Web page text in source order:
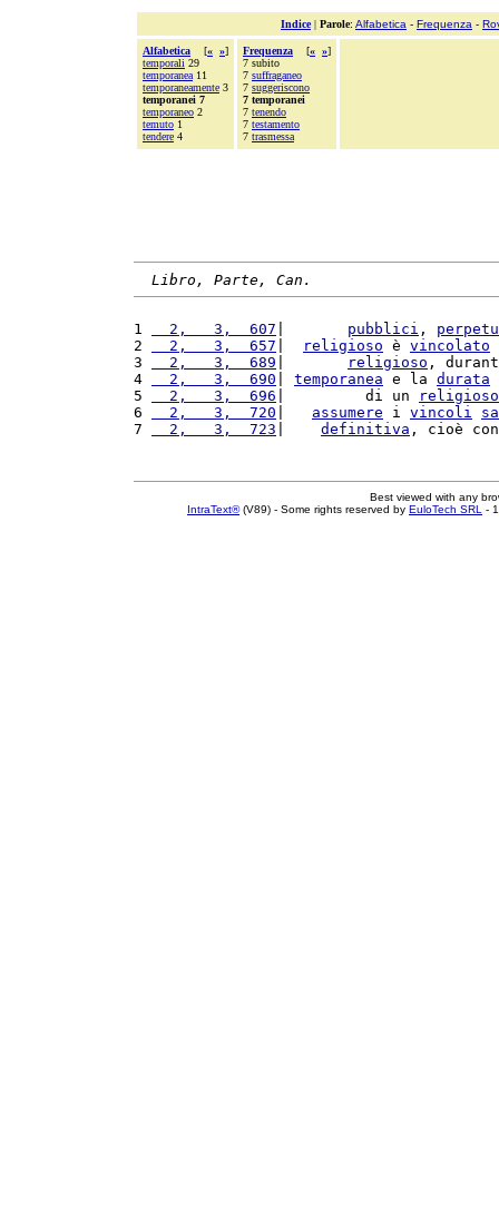
Indice| Parole: Alfabetica - Frequenza -
Alfabetica [« »]
temporali 29
temporanea 11
temporaneamente 3
temporanei 7
temporaneo 2
temuto 1
tendere 4
Frequenza [« »]
7 subito
7 suffraganeo
7 suggeriscono
7 temporanei
7 tenendo
7 testamento
7 trasmessa
Libro, Parte, Can.
1
  2,   3,  607
pubblici ,
2
  2,   3,  657
religioso è vincolato
3
  2,   3,  689
religioso ,
4
  2,   3,  690
temporanea e la durata
5
  2,   3,  696
|         di un
religioso
6
  2,   3,  720
assumere i vincoli
7
  2,   3,  723
definitiva , cioè
Best viewed with any
IntraText®(V89) - Some rights reserved by EuloTech SRL -